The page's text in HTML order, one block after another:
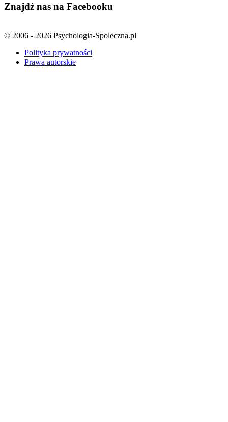
Znajdź nas na Facebooku
© 2006 - 2026 Psychologia-Spoleczna.pl
Polityka prywatności
Prawa autorskie